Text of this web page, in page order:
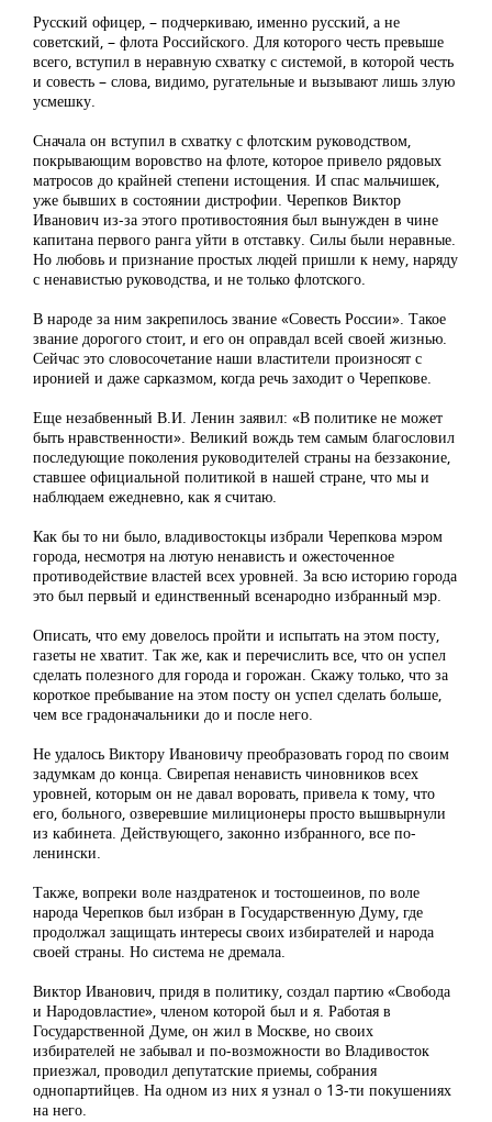
Русский офицер, – подчеркиваю, именно русский, а не
советский, – флота Российского. Для которого честь превыше
всего, вступил в неравную схватку с системой, в которой честь
и совесть – слова, видимо, ругательные и вызывают лишь злую
усмешку.
Сначала он вступил в схватку с флотским руководством,
покрывающим воровство на флоте, которое привело рядовых
матросов до крайней степени истощения. И спас мальчишек,
уже бывших в состоянии дистрофии. Черепков Виктор
Иванович из-за этого противостояния был вынужден в чине
капитана первого ранга уйти в отставку. Силы были неравные.
Но любовь и признание простых людей пришли к нему, наряду
с ненавистью руководства, и не только флотского.
В народе за ним закрепилось звание «Совесть России». Такое
звание дорогого стоит, и его он оправдал всей своей жизнью.
Сейчас это словосочетание наши властители произносят с
иронией и даже сарказмом, когда речь заходит о Черепкове.
Еще незабвенный В.И. Ленин заявил: «В политике не может
быть нравственности». Великий вождь тем самым благословил
последующие поколения руководителей страны на беззаконие,
ставшее официальной политикой в нашей стране, что мы и
наблюдаем ежедневно, как я считаю.
Как бы то ни было, владивостокцы избрали Черепкова мэром
города, несмотря на лютую ненависть и ожесточенное
противодействие властей всех уровней. За всю историю города
это был первый и единственный всенародно избранный мэр.
Описать, что ему довелось пройти и испытать на этом посту,
газеты не хватит. Так же, как и перечислить все, что он успел
сделать полезного для города и горожан. Скажу только, что за
короткое пребывание на этом посту он успел сделать больше,
чем все градоначальники до и после него.
Не удалось Виктору Ивановичу преобразовать город по своим
задумкам до конца. Свирепая ненависть чиновников всех
уровней, которым он не давал воровать, привела к тому, что
его, больного, озверевшие милиционеры просто вышвырнули
из кабинета. Действующего, законно избранного, все по-
ленински.
Также, вопреки воле наздратенок и тостошеинов, по воле
народа Черепков был избран в Государственную Думу, где
продолжал защищать интересы своих избирателей и народа
своей страны. Но система не дремала.
Виктор Иванович, придя в политику, создал партию «Свобода
и Народовластие», членом которой был и я. Работая в
Государственной Думе, он жил в Москве, но своих
избирателей не забывал и по-возможности во Владивосток
приезжал, проводил депутатские приемы, собрания
однопартийцев. На одном из них я узнал о 13-ти покушениях
на него.